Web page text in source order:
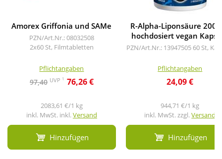
Amorex Griffonia und SAMe
PZN/Art.Nr.: 08032508
2x60 St, Filmtabletten
Pflichtangaben
97,40 UVP 1 76,26 €
2083,61 €/1 kg
inkl. MwSt. inkl.Versand
Hinzufügen
R-Alpha-Liponsäure 200
hochdosiert vegan
PZN/Art.Nr.: 13947505 60 St,
Pflichtangaben
24,09 €
944,71 €/1 kg
inkl. MwSt. zzgl.Versand
Hinzufügen